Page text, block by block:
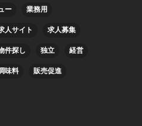
ー 業務用
人サイト 求人募集
件探し 独立 経営
味料 販売促進